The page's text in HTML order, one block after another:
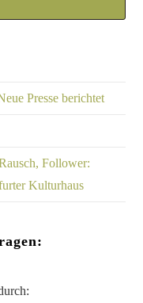
Presse berichtet
Follower:
Kulturhaus